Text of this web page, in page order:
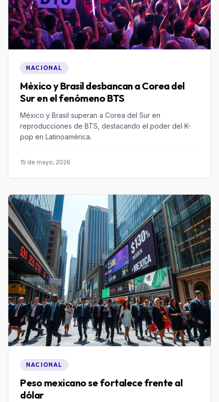
NACIONAL
México y Brasil desbancan a Corea del
Sur en el fenómeno BTS
México y Brasil superan a Corea del Sur en
reproducciones de BTS, destacando el poder del K-
pop en Latinoamérica.
15 de mayo, 2026
NACIONAL
Peso mexicano se fortalece frente al
dólar